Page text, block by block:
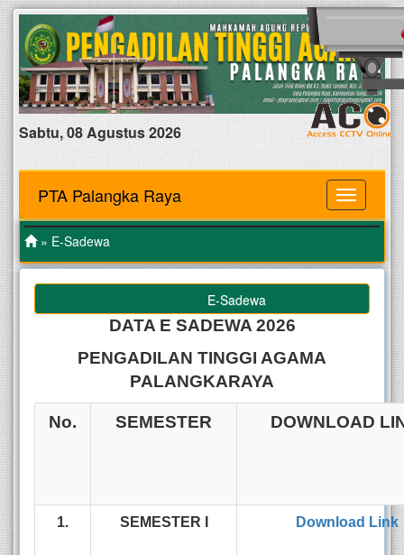
Sabtu, 08 Agustus 2026
MENU
PTA Palangka Raya
» E-Sadewa
E-Sadewa
DATA E SADEWA 2026
PENGADILAN TINGGI AGAMA
PALANGKARAYA
No. SEMESTER DOWNLOAD
1. SEMESTER I Download Link